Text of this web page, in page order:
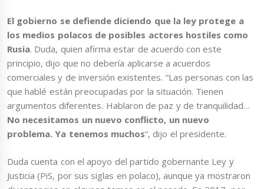
El gobierno se defiende diciendo que la ley protege a
los medios polacos de posibles actores hostiles como
Rusia. Duda, quien afirma estar de acuerdo con este
principio, dijo que no debería aplicarse a acuerdos
comerciales y de inversión existentes. “Las personas con las
que hablé están preocupadas por la situación. Tienen
argumentos diferentes. Hablaron de paz y de tranquilidad…
No necesitamos un nuevo conflicto, un nuevo
problema. Ya tenemos muchos“, dijo el presidente.
Duda cuenta con el apoyo del partido gobernante Ley y
Justicia (PiS, por sus siglas en polaco), aunque ya mostraron